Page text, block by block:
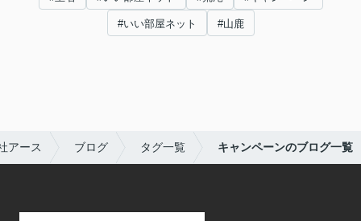
#いい部屋ネット #山鹿
アース ブログ タグ一覧 キャンペーンのブログ一覧